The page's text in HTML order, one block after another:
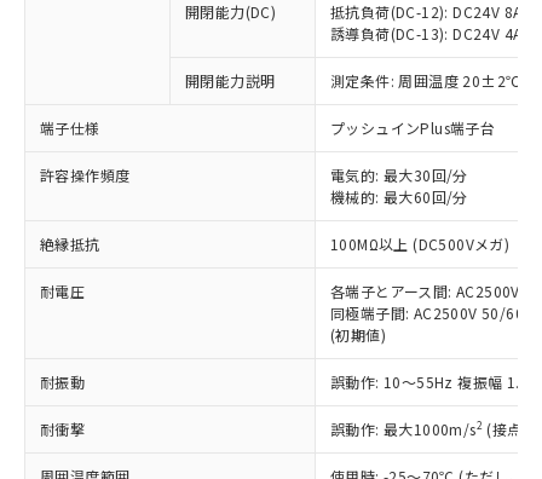
開閉能力(DC)
抵抗負荷(DC-12): DC24V 8A/
誘導負荷(DC-13): DC24V 4A/
開閉能力説明 測定条件: 周囲温度 20±2℃、
端子仕様 プッシュインPlus端子台
許容操作頻度
電気的: 最大30回/分
機械的: 最大60回/分
絶縁抵抗 100MΩ以上 (DC500Vメガ)
耐電圧
各端子とアース間: AC2500V
同極端子間: AC2500V 50/
(初期値)
耐振動 誤動作: 10～55Hz 複振幅
耐衝撃 誤動作: 最大1000m/s2 (接点
以下の条件をお読みいただき、同意のうえ
ご利用ください。
本サービスは、当社制御機器事業取扱
商品の当社在庫状況および標準価格
(税抜)を提供させていただくもので
当社制御機器事業取扱商品の中には、
本サービスの対象外となる商品もある
ことをご了承ください。
在庫状況および標準価格照会結果は、
記載している更新日時点での社内デー
タに基づき作成されるものであり、閲
覧された時点での実際の在庫および標
準価格とは異なる場合があることをご
正式な納期状況および標準価格はお客
対応予定なし：EU RoHS指令（10物質）の
非含有に非対応の商品で、対応品を出す予
調査・確認中：EU RoHS指令（10物質）の
非含有の対応状況を調査中または確認中の
商品です。
非該当品：ライセンス料など無形物で、有
害物質有無と関係のない商品です。
仕入先様の事情により、非含有部品として
いたものが、含有品と判明した場合などや
むを得ず変更することがあります。
鉛(Pb) 1000ppm以下、 水銀(Hg) 1000ppm以下、 カド
六価クロム(Cr(Ⅵ)) 1000ppm以下、ポリ臭化ビフェニル
類(PBB) 1000ppm以下、ポリ臭化ジフェニルエーテル類
「○」：最大均質材料含有率が中国RoHSの
基準値以下であることを示します。
「×」：最大均質材料含有率が中国RoHSの
基準値を超えていることを示します。
「－」：未確認です。当社販売部門へお問
*中国RoHS10物質の基準値 (GB/T26572)：
Pb(鉛) :1000ppm、 Hg(水銀) : 1000ppm、 Cd(カドミウ
Cr(Ⅵ)(六価クロム) : 1000ppm、 PBBs(ポリ臭化ビフェ
ニル類) : 1000ppm、 PBDEs(ポリ臭化ジフェニルエーテ
ル類) : 1000ppm、
当社は、これら貴社製品のうち、外国
為替および外国貿易法に定める商品
（以下｢規制貨物等」という）を輸出
または国外への提供する場合は、日本
国政府の輸出許可(または役務取引許
可)を取得するなどの必要な手続きを
当社は規制貨物を破棄する場合は、完
一定数以上の在庫あり